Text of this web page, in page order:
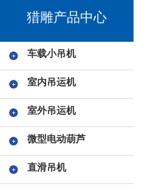
猎雕产品中心
车载小吊机
室内吊运机
室外吊运机
微型电动葫芦
直滑吊机